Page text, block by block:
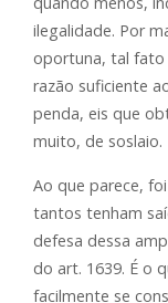
ilegalidade. Por
oportuna, tal fato
razão suficiente
penda, eis que
muito, de soslaio.
Ao que parece,
tantos tenham
defesa dessa
do art. 1639. É o
facilmente se